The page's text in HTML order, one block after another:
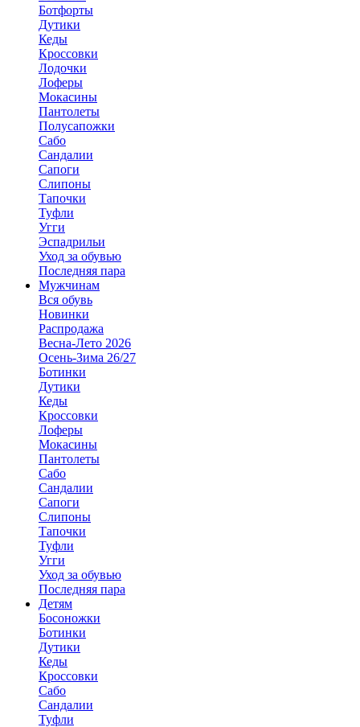
Ботфорты
Дутики
Кеды
Кроссовки
Лодочки
Лоферы
Мокасины
Пантолеты
Полусапожки
Сабо
Сандалии
Сапоги
Слипоны
Тапочки
Туфли
Угги
Эспадрильи
Уход за обувью
Последняя пара
Мужчинам
Вся обувь
Новинки
Распродажа
Весна-Лето 2026
Осень-Зима 26/27
Ботинки
Дутики
Кеды
Кроссовки
Лоферы
Мокасины
Пантолеты
Сабо
Сандалии
Сапоги
Слипоны
Тапочки
Туфли
Угги
Уход за обувью
Последняя пара
Детям
Босоножки
Ботинки
Дутики
Кеды
Кроссовки
Сабо
Сандалии
Туфли